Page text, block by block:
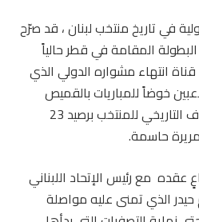
في تاريخ منتخب لبنان ، قد صرّح
المقامة في قطر حالياً
انتهاء مشواره الدولي الذي
اللاعبين خوضاً للمباريات بالقميص
الوطني (123 مباراة)، والهداف التاريخي للمنتخب برصيد 23
عقده مع رئيس الإتحاد اللبناني
الذي تمنى عليه مواصلة